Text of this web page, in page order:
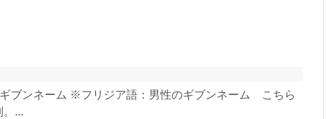
ブンネーム ※フリジア語：男性のギブンネーム こちら
...